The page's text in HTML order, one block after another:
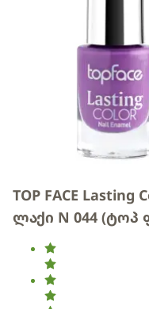
TOP FACE
ლაქი N 044 (ტოპ